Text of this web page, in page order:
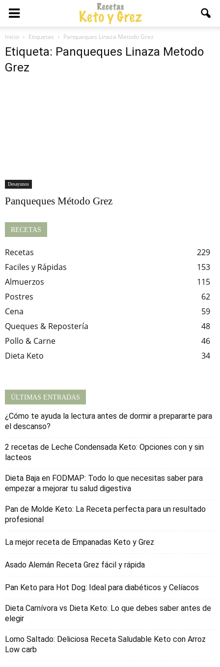
Inicio Etiquetas Panqueques Linaza Metodo Grez
Etiqueta: Panqueques Linaza Metodo
Grez
Desayunos
Panqueques Método Grez
RECETAS
Recetas
229
Faciles y Rápidas
153
Almuerzos
115
Postres
62
Cena
59
Queques & Repostería
48
Pollo & Carne
46
Dieta Keto
34
ÚLTIMAS ENTRADAS
¿Cómo te ayuda la lectura antes de dormir a prepararte para
el descanso?
2 recetas de Leche Condensada Keto: Opciones con y sin
lacteos
Dieta Baja en FODMAP: Todo lo que necesitas saber para
empezar a mejorar tu salud digestiva
Pan de Molde Keto: La Receta perfecta para un resultado
profesional
La mejor receta de Empanadas Keto y Grez
Asado Alemán Receta Grez fácil y rápida
Pan Keto para Hot Dog: Ideal para diabéticos y Celíacos
Dieta Carnívora vs Dieta Keto: Lo que debes saber antes de
elegir
Lomo Saltado: Deliciosa Receta Saludable Keto con Arroz
Low carb